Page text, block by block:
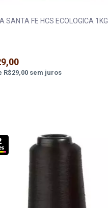
SANTA FE HCS ECOLOGICA 1KG
R$29,00sem juros